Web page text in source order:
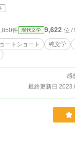
件 現代文学 9,622 位 /
ートショート 純文学
感
最終更新日